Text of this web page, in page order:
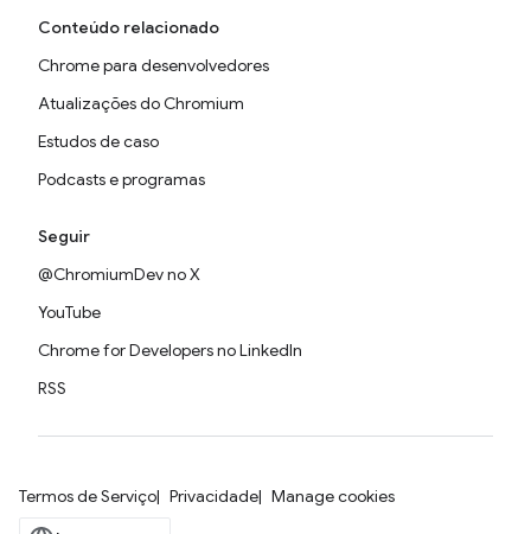
Conteúdo relacionado
Chrome para desenvolvedores
Atualizações do Chromium
Estudos de caso
Podcasts e programas
Seguir
@ChromiumDev no X
YouTube
Chrome for Developers no LinkedIn
RSS
Termos de Serviço Privacidade Manage cookies